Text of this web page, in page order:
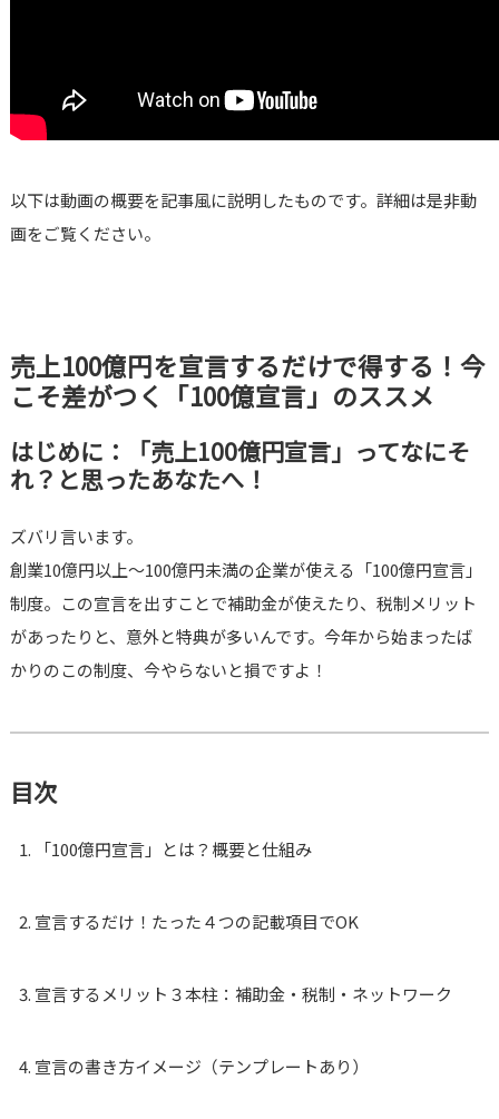
以下は動画の概要を記事風に説明したものです。詳細は是非動
画をご覧ください。
売上100億円を宣言するだけで得する！今
こそ差がつく「100億宣言」のススメ
はじめに：「売上100億円宣言」ってなにそ
れ？と思ったあなたへ！
ズバリ言います。
創業10億円以上〜100億円未満の企業が使える「100億円宣言」
制度。この宣言を出すことで補助金が使えたり、税制メリット
があったりと、意外と特典が多いんです。今年から始まったば
かりのこの制度、今やらないと損ですよ！
目次
「100億円宣言」とは？概要と仕組み
宣言するだけ！たった４つの記載項目でOK
宣言するメリット３本柱：補助金・税制・ネットワーク
宣言の書き方イメージ（テンプレートあり）